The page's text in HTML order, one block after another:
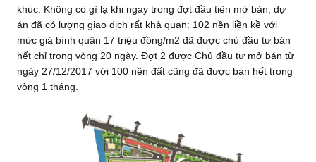
khúc. Không có gì lạ khi ngay trong đợt đầu tiên mở bán, dự
án đã có lượng giao dịch rất khả quan: 102 nền liền kề với
mức giá bình quân 17 triệu đồng/m2 đã được chủ đầu tư bán
hết chỉ trong vòng 20 ngày. Đợt 2 được Chủ đầu tư mở bán từ
ngày 27/12/2017 với 100 nền đất cũng đã được bán hết trong
vòng 1 tháng.